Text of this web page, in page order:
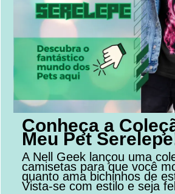
Conheça a
Meu Pet
A Nell Geek lançou uma
camisetas para que você
quanto ama bichinhos de
Vista-se com estilo e seja